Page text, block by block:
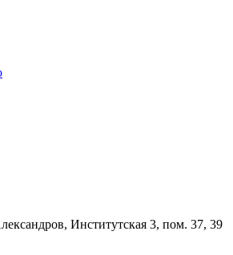
Институтская 3, пом. 37, 39